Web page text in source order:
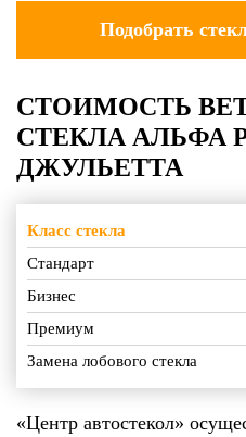
СТОИМОСТЬ
СТЕКЛА АЛЬФА
ДЖУЛЬЕТТА
Класс стекла
Стандарт
Бизнес
Премиум
Замена лобового стекла
«Центр автостекол»